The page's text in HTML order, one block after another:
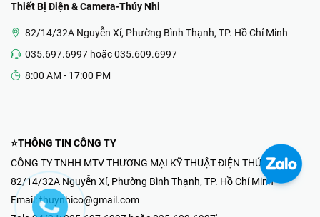
Thiết Bị Điện & Camera-Thúy Nhi
82/14/32A Nguyễn Xí, Phường Bình Thạnh, TP. Hồ Chí Minh
035.697.6997 hoặc 035.609.6997
8:00 AM - 17:00 PM
⭐THÔNG TIN CÔNG TY
CÔNG TY TNHH MTV THƯƠNG MẠI KỸ THUẬT ĐIỆN THÚY NHI
82/14/32A Nguyễn Xí, Phường Bình Thạnh, TP. Hồ Chí Minh
Email: thuynhico@gmail.com